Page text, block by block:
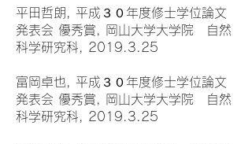
平田哲朗, 平成３０年度修士学位論文
発表会 優秀賞, 岡山大学大学院 自然
科学研究科, 2019.3.25
富岡卓也, 平成３０年度修士学位論文
発表会 優秀賞, 岡山大学大学院 自然
科学研究科, 2019.3.25